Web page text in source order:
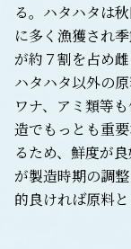
る。ハタハタは
に多く漁獲され
が約７割を占め
ハタハタ以外の
ワナ、アミ類等
造でもっとも重
るため、鮮度が
が製造時期の調
的良ければ原料